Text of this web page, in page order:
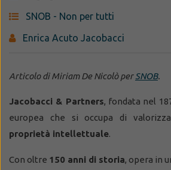
SNOB - Non per tutti
Enrica Acuto Jacobacci
Articolo di Miriam De NicolòperSNOB.
Jacobacci & Partners, fondata nel
europea che si occupa di
proprietà intellettuale.
Con oltre 150 anni di storia, opera in